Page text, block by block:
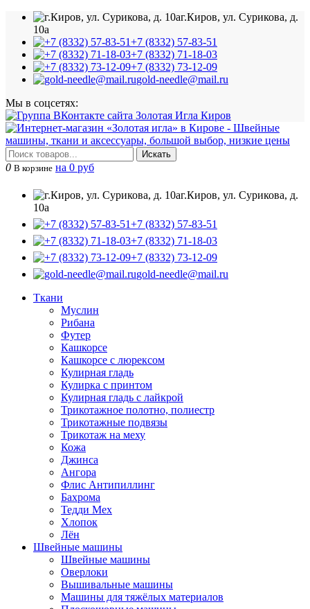
г.Киров, ул. Сурикова, д.
10а
+7 (8332) 57-83-51
+7 (8332) 71-18-03
+7 (8332) 73-12-09
gold-needle@mail.ru
Мы в соцсетях:
Искать
0 В корзине на 0 руб
г.Киров, ул. Сурикова, д.
10а
+7 (8332) 57-83-51
+7 (8332) 71-18-03
+7 (8332) 73-12-09
gold-needle@mail.ru
Ткани
Муслин
Рибана
Футер
Кашкорсе
Кашкорсе с люрексом
Кулирная гладь
Кулирка с принтом
Кулирная гладь с лайкрой
Трикотажное полотно, полиестр
Трикотажные подвязы
Трикотаж на меху
Кожа
Джинса
Ангора
Флис Антипиллинг
Бахрома
Тедди Мех
Хлопок
Лён
Швейные машины
Швейные машины
Оверлоки
Вышивальные машины
Машины для тяжёлых материалов